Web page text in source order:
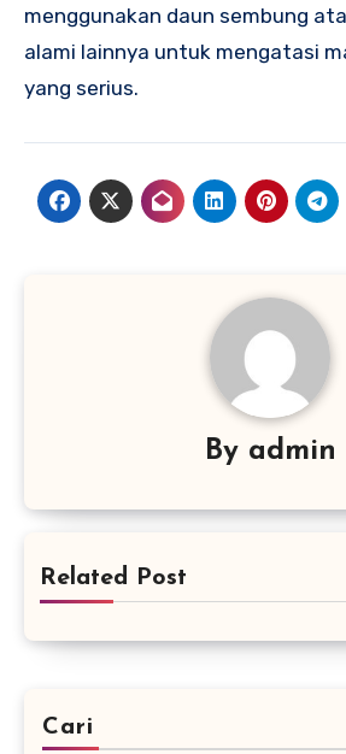
menggunakan daun sembung
alami lainnya untuk mengatasi
yang serius.
By admin
Related Post
Cari